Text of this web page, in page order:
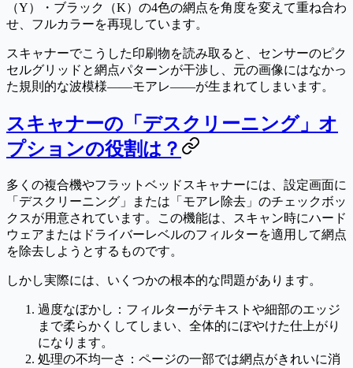
（Y）・ブラック（K）の4色の網点を角度を変えて重ね合わ
せ、フルカラーを再現しています。
スキャナーでこうした印刷物を読み取ると、センサーのピク
セルグリッドと網点パターンが干渉し、元の画像にはなかっ
た規則的な波模様——モアレ——が生まれてしまいます。
スキャナーの「デスクリーニング」オ
プションの役割は？
多くの複合機やフラットベッドスキャナーには、設定画面に
「デスクリーニング」または「モアレ除去」のチェックボッ
クスが用意されています。この機能は、スキャン時にハード
ウェアまたはドライバーレベルのフィルターを適用して網点
を除去しようとするものです。
しかし実際には、いくつかの根本的な問題があります。
過度なぼかし ：フィルターがテキストや細部のエッジ
まで柔らかくしてしまい、全体的にぼやけた仕上がり
になります。
処理の不均一さ ：ページの一部では網点がきれいに消